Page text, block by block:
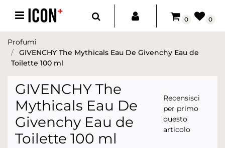
Open menu
0 0
Profumi
GIVENCHY The Mythicals Eau De Givenchy Eau de
Toilette 100 ml
GIVENCHY The
Mythicals Eau De
Givenchy Eau de
Toilette 100 ml
Recensisci
per primo
questo
articolo